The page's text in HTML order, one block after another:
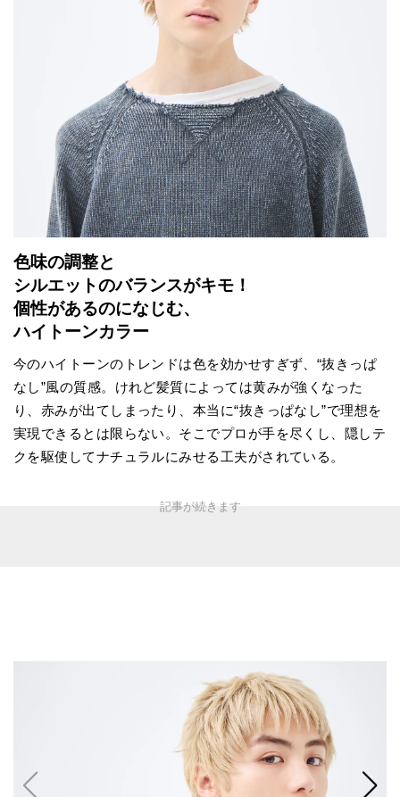
色味の調整と
シルエットのバランスがキモ！
個性があるのになじむ、
ハイトーンカラー
今のハイトーンのトレンドは色を効かせすぎず、“抜きっぱ
なし”風の質感。けれど髪質によっては黄みが強くなった
り、赤みが出てしまったり、本当に“抜きっぱなし”で理想を
実現できるとは限らない。そこでプロが手を尽くし、隠しテ
クを駆使してナチュラルにみせる工夫がされている。